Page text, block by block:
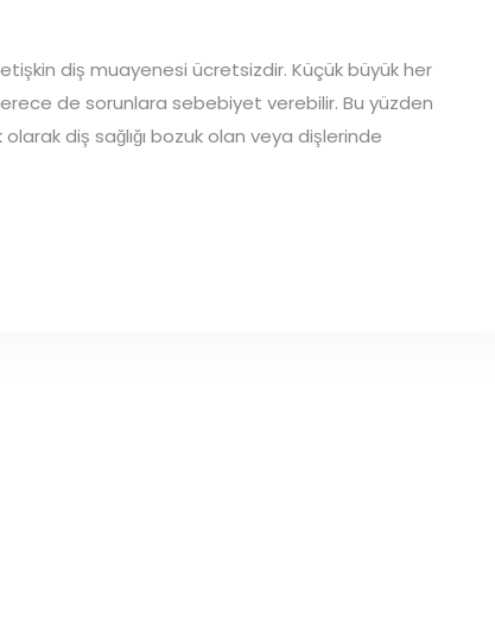
diş muayenesi ücretsizdir. Küçük büyük her
de sorunlara sebebiyet verebilir. Bu yüzden
diş sağlığı bozuk olan veya dişlerinde